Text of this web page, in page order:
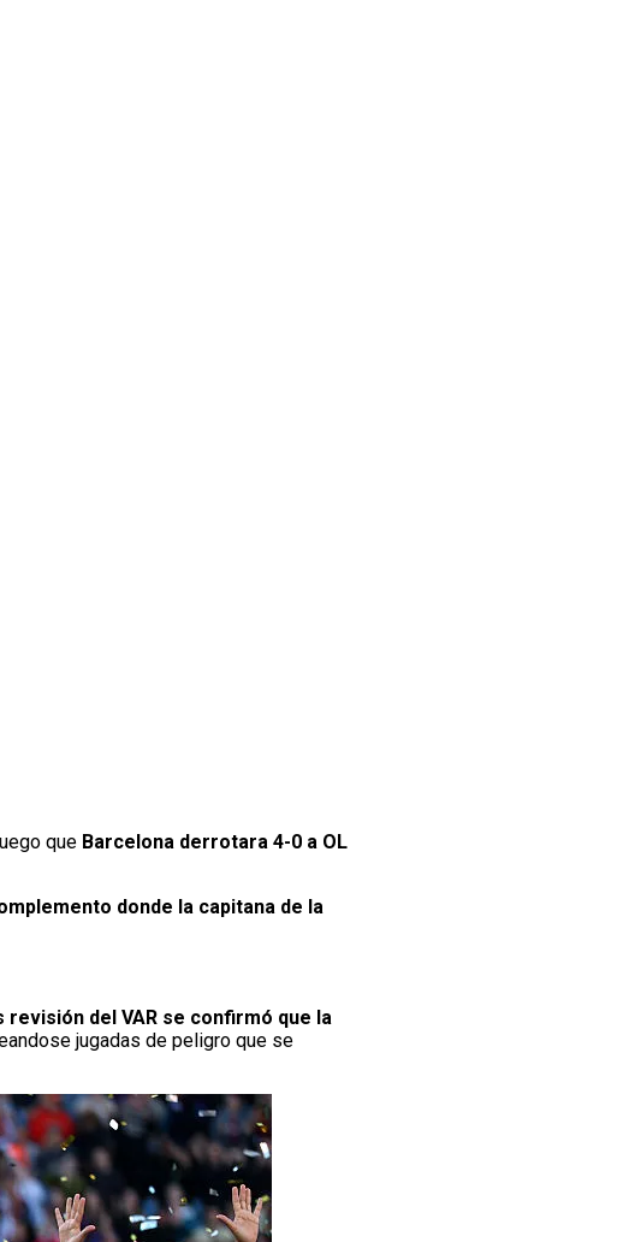
luego que Barcelona derrotara 4-0 a OL
donde la capitana de la
revisión del VAR se confirmó que la
jugadas de peligro que se